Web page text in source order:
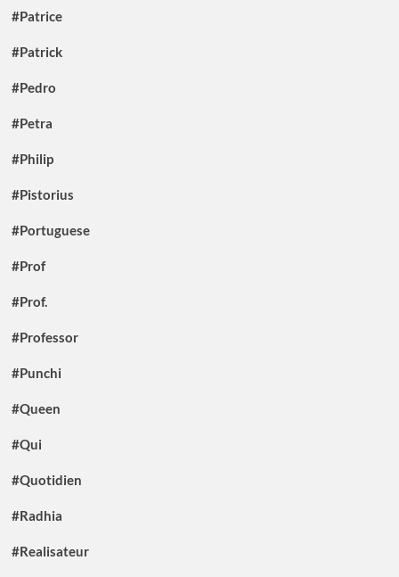
#Patrice
#Patrick
#Pedro
#Petra
#Philip
#Pistorius
#Portuguese
#Prof
#Prof.
#Professor
#Punchi
#Queen
#Qui
#Quotidien
#Radhia
#Realisateur